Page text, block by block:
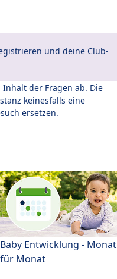
und deine Club-
der Fragen ab. Die
keinesfalls eine
ersetzen.
Baby Entwicklung - Monat
für Monat